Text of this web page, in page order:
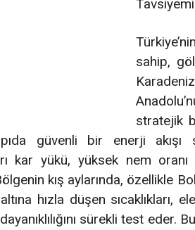
sahip,
stratejik
güvenli bir enerji akışı
kar yükü, yüksek nem
kış aylarında, özellikle
hızla düşen
sürekli test eder.